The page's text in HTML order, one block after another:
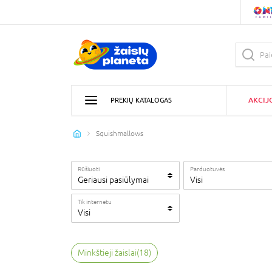
PREKIŲ KATALOGAS
Squishmallows
Rūšiuoti
Geriausi pasiūlymai
Parduotuvės
Visi
Tik internetu
Visi
Minkštieji žaislai(18)